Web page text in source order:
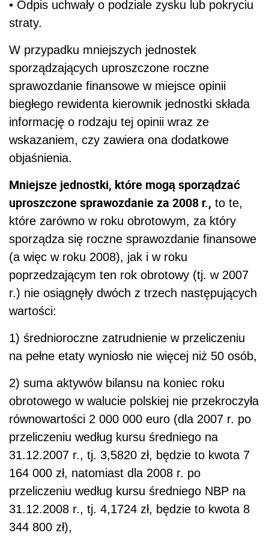
• Odpis uchwały o podziale zysku lub pokryciu
straty.
W przypadku mniejszych jednostek
sporządzających uproszczone roczne
sprawozdanie finansowe w miejsce opinii
biegłego rewidenta kierownik jednostki składa
informację o rodzaju tej opinii wraz ze
wskazaniem, czy zawiera ona dodatkowe
objaśnienia.
Mniejsze jednostki, które mogą sporządzać
uproszczone sprawozdanie za 2008 r., to te,
które zarówno w roku obrotowym, za który
sporządza się roczne sprawozdanie finansowe
(a więc w roku 2008), jak i w roku
poprzedzającym ten rok obrotowy (tj. w 2007
r.) nie osiągnęły dwóch z trzech następujących
wartości:
1) średnioroczne zatrudnienie w przeliczeniu
na pełne etaty wyniosło nie więcej niż 50 osób,
2) suma aktywów bilansu na koniec roku
obrotowego w walucie polskiej nie przekroczyła
równowartości 2 000 000 euro (dla 2007 r. po
przeliczeniu według kursu średniego na
31.12.2007 r., tj. 3,5820 zł, będzie to kwota 7
164 000 zł, natomiast dla 2008 r. po
przeliczeniu według kursu średniego NBP na
31.12.2008 r., tj. 4,1724 zł, będzie to kwota 8
344 800 zł),